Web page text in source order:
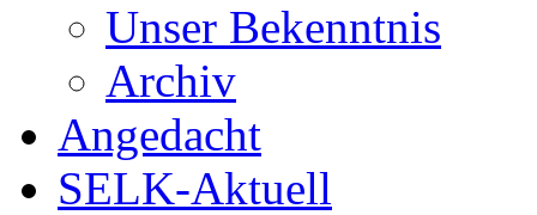
Unser Bekenntnis
Archiv
Angedacht
SELK-Aktuell